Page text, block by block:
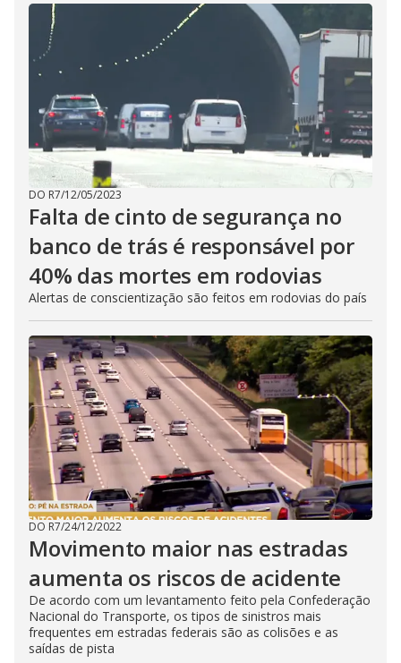
DO R7/12/05/2023
Falta de cinto de segurança no
banco de trás é responsável por
40% das mortes em rodovias
Alertas de conscientização são feitos em rodovias do país
DO R7/24/12/2022
Movimento maior nas estradas
aumenta os riscos de acidente
De acordo com um levantamento feito pela Confederação
Nacional do Transporte, os tipos de sinistros mais
frequentes em estradas federais são as colisões e as
saídas de pista